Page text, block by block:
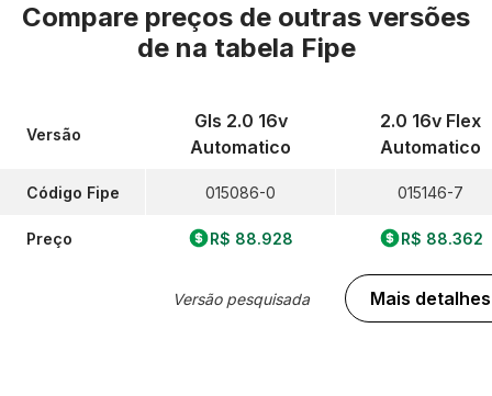
Compare preços de outras versões
de na tabela Fipe
Versão
Código Fipe
Preço
Gls 2.0 16v
Automatico
015086-0
R$ 88.928
Versão pesquisada
2.0 16v Flex
Automatico
015146-7
R$ 88.362
Mais detalhes